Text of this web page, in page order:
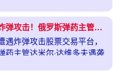
一边是英超名宿、深耕青训
表
莫斯科突发炸弹攻击！俄罗斯弹药主管达维多夫遇袭身亡
遇炸弹攻击股票交易平台，
药主管达米尔·达维多夫遇袭